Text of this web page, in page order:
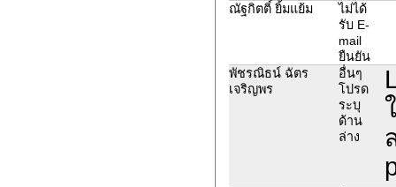
ณัฐกิตติ์ ยิ้มแย้ม
ไม่ได้
รับ E-
mail
ยืนยัน
พัชรณิธน์ ฉัตร
เจริญพร
อื่นๆ
โปรด
ระบุ
ด้าน
ล่าง